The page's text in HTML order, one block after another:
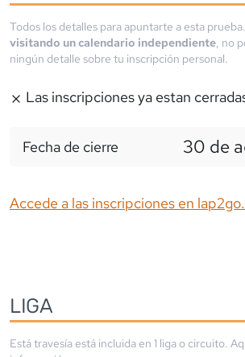
Todos los detalles para apuntarte a esta
visitando un calendario independiente, no
ningún detalle sobre tu inscripción personal.
Las inscripciones ya estan
Fecha de cierre 30 de
Accede a las inscripciones en
LIGA
Está travesía está incluida en 1 liga o circuito.